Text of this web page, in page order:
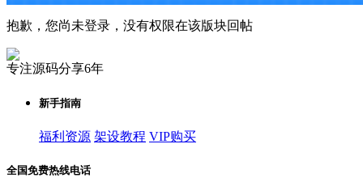
抱歉，您尚未登录，没有权限在该版块回帖
专注源码分享6年
新手指南
福利资源 架设教程 VIP购买
全国免费热线电话